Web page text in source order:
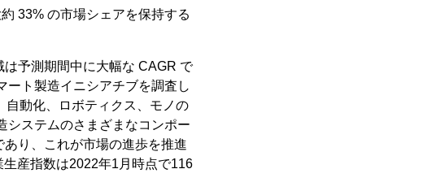
33% の市場シェアを保持する
予測期間中に大幅な CAGR で
ート製造イニシアチブを調査し
自動化、ロボティクス、モノの
システムのさまざまなコンポー
り、これが市場の進歩を推進
産指数は2022年1月時点で116